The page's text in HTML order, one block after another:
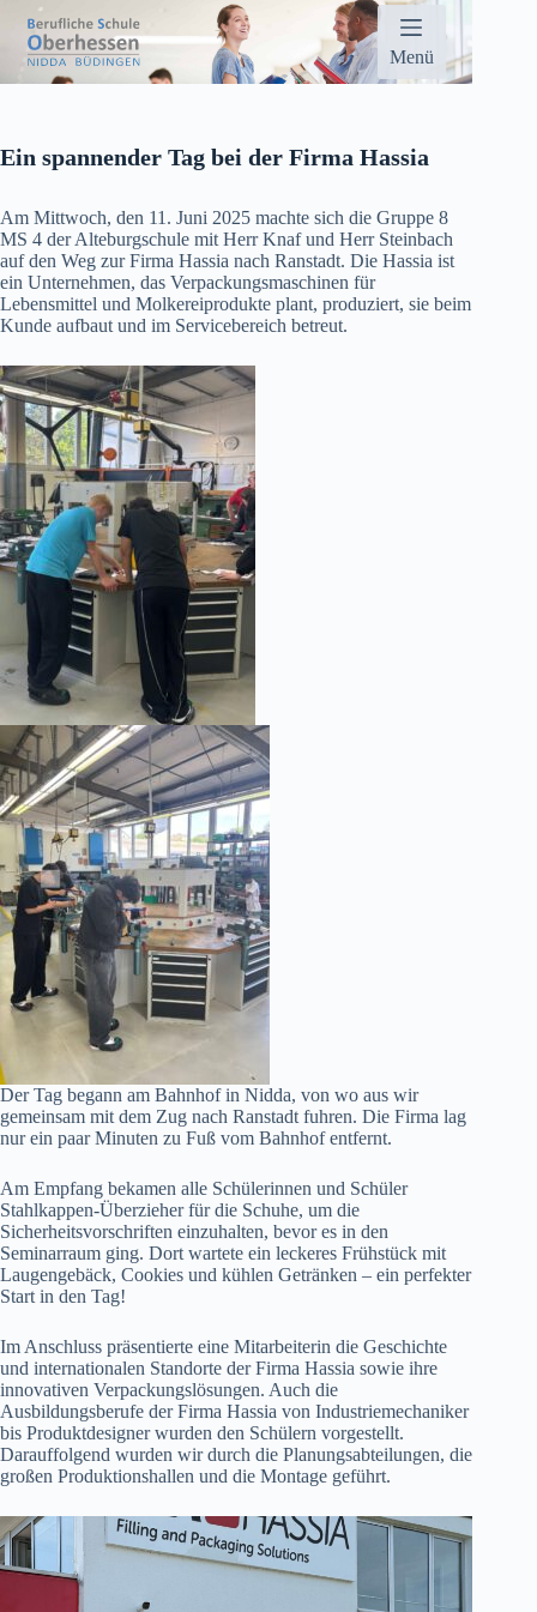
Inhalt
springen
Menü
Ein spannender Tag bei der Firma Hassia
Am Mittwoch, den 11. Juni 2025 machte sich die Gruppe 8
MS 4 der Alteburgschule mit Herr Knaf und Herr Steinbach
auf den Weg zur Firma Hassia nach Ranstadt. Die Hassia ist
ein Unternehmen, das Verpackungsmaschinen für
Lebensmittel und Molkereiprodukte plant, produziert, sie beim
Kunde aufbaut und im Servicebereich betreut.
Der Tag begann am Bahnhof in Nidda, von wo aus wir
gemeinsam mit dem Zug nach Ranstadt fuhren. Die Firma lag
nur ein paar Minuten zu Fuß vom Bahnhof entfernt.
Am Empfang bekamen alle Schülerinnen und Schüler
Stahlkappen-Überzieher für die Schuhe, um die
Sicherheitsvorschriften einzuhalten, bevor es in den
Seminarraum ging. Dort wartete ein leckeres Frühstück mit
Laugengebäck, Cookies und kühlen Getränken – ein perfekter
Start in den Tag!
Im Anschluss präsentierte eine Mitarbeiterin die Geschichte
und internationalen Standorte der Firma Hassia sowie ihre
innovativen Verpackungslösungen. Auch die
Ausbildungsberufe der Firma Hassia von Industriemechaniker
bis Produktdesigner wurden den Schülern vorgestellt.
Darauffolgend wurden wir durch die Planungsabteilungen, die
großen Produktionshallen und die Montage geführt.